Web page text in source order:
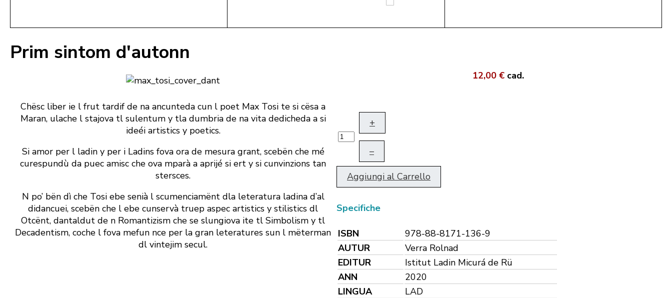
Prim sintom d'autonn
Chësc liber ie l frut tardif de na ancunteda cun l poet Max Tosi te si cësa a
Maran, ulache l stajova tl sulentum y tla dumbria de na vita dedicheda a si
ideéi artistics y poetics.
Si amor per l ladin y per i Ladins fova ora de mesura grant, scebën che mé
curespundù da puec amisc che ova mparà a aprijé si ert y si cunvinzions tan
stersces.
N po’ bën dì che Tosi ebe senià l scumenciamënt dla leteratura ladina d’al
didancuei, scebën che l ebe cunservà truep aspec artistics y stilistics dl
Otcënt, dantaldut de n Romantizism che se slungiova ite tl Simbolism y tl
Decadentism, coche l fova mefun nce per la gran leteratures sun l mëterman
dl vintejim secul.
12,00 € cad.
+
–
Aggiungi al Carrello
Specifiche
ISBN
978-88-8171-136-9
AUTUR
Verra Rolnad
EDITUR
Istitut Ladin Micurá de Rü
ANN
2020
LINGUA
LAD